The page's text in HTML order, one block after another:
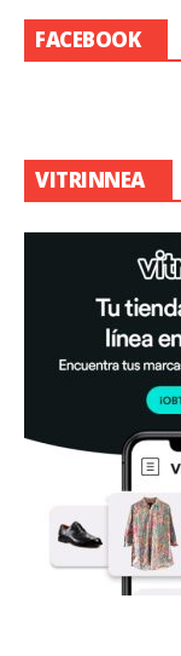
FACEBOOK
VITRINNEA